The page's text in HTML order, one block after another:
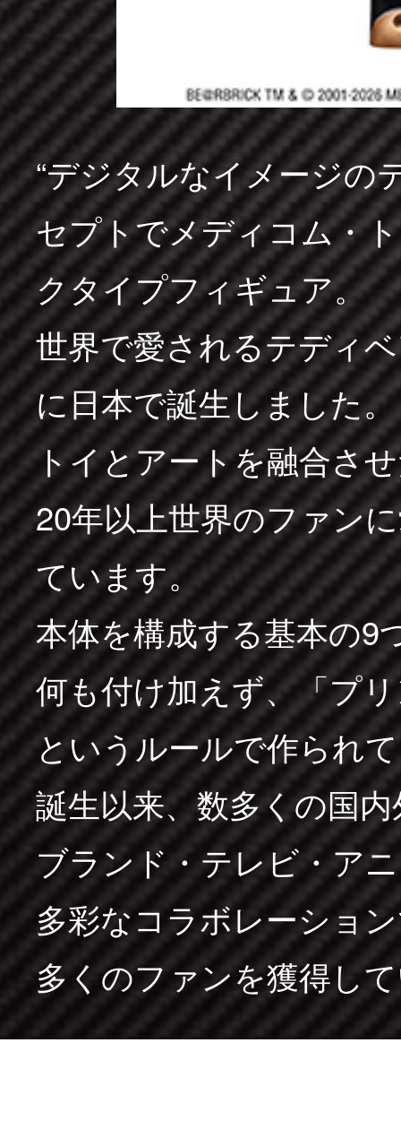
“デジタルなイメージの
セプトでメディコム・
クタイプフィギュア。
世界で愛されるテディ
に日本で誕生しました。
トイとアートを融合さ
20年以上世界のファン
ています。
本体を構成する基本の9
何も付け加えず、「プ
というルールで作られ
誕生以来、数多くの国
ブランド・テレビ・ア
多彩なコラボレーショ
多くのファンを獲得し